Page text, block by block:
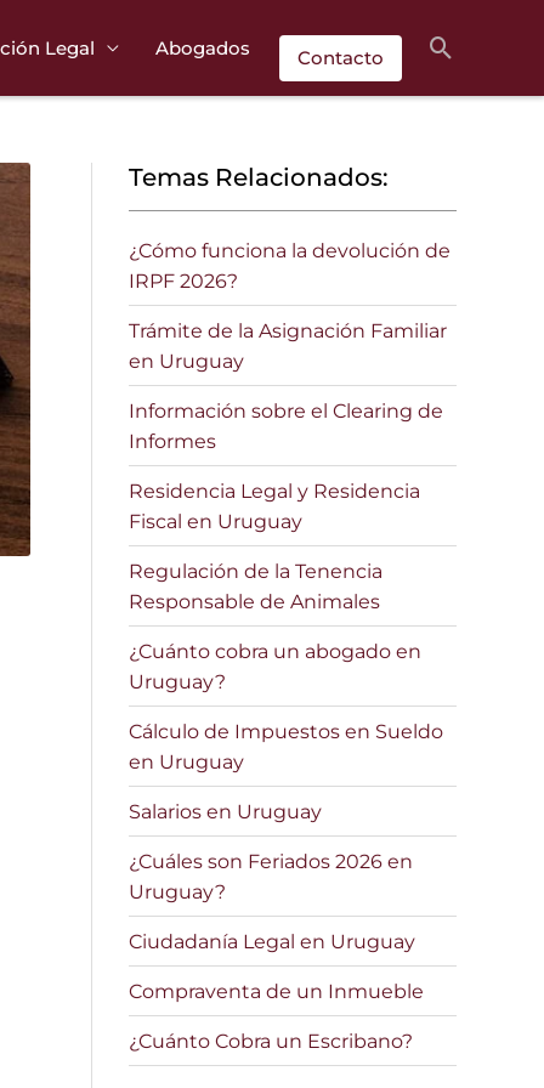
Legal Abogados Contacto Buscar
Temas Relacionados:
¿Cómo funciona la devolución de
IRPF 2026?
Trámite de la Asignación Familiar
en Uruguay
Información sobre el Clearing de
Informes
Residencia Legal y Residencia
Fiscal en Uruguay
Regulación de la Tenencia
Responsable de Animales
¿Cuánto cobra un abogado en
Uruguay?
Cálculo de Impuestos en Sueldo
en Uruguay
Salarios en Uruguay
¿Cuáles son Feriados 2026 en
Uruguay?
Ciudadanía Legal en Uruguay
Compraventa de un Inmueble
¿Cuánto Cobra un Escribano?